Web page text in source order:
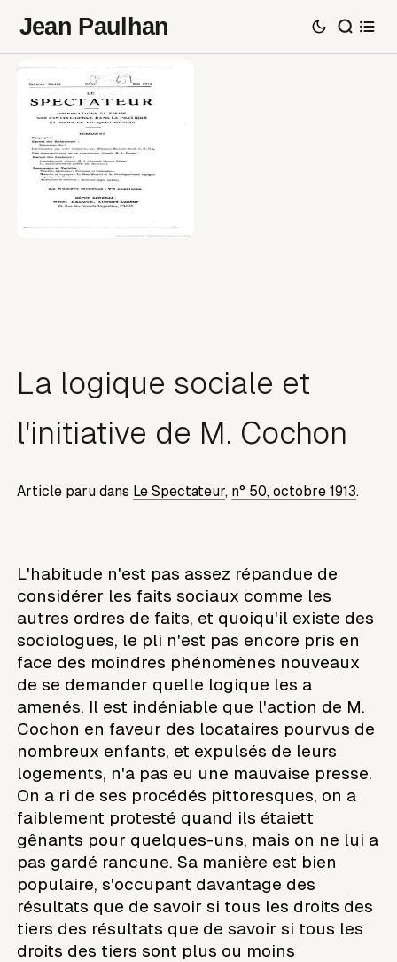
Jean Paulhan
La logique sociale et
l'initiative de M. Cochon
Article paru dans Le Spectateur, n° 50, octobre 1913.
L'habitude n'est pas assez répandue de
considérer les faits sociaux comme les
autres ordres de faits, et quoiqu'il existe des
sociologues, le pli n'est pas encore pris en
face des moindres phénomènes nouveaux
de se demander quelle logique les a
amenés. Il est indéniable que l'action de M.
Cochon en faveur des locataires pourvus de
nombreux enfants, et expulsés de leurs
logements, n'a pas eu une mauvaise presse.
On a ri de ses procédés pittoresques, on a
faiblement protesté quand ils étaiett
gênants pour quelques-uns, mais on ne lui a
pas gardé rancune. Sa manière est bien
populaire, s'occupant davantage des
résultats que de savoir si tous les droits des
tiers des résultats que de savoir si tous les
droits des tiers sont plus ou moins